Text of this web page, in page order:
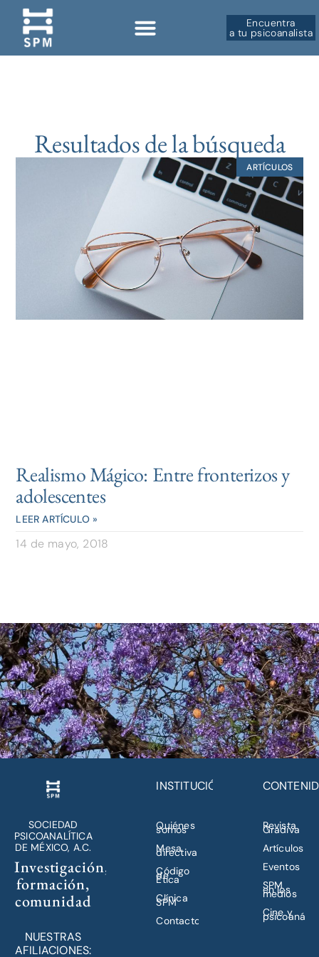
Encuentra
a tu psicoanalista
Resultados de la búsqueda
ARTÍCULOS
Realismo Mágico: Entre fronterizos y
adolescentes
LEER ARTÍCULO »
14 de mayo, 2018
SOCIEDAD
PSICOANALÍTICA
DE MÉXICO, A.C.
Investigación,
formación,
comunidad
NUESTRAS
AFILIACIONES:
INSTITUCIÓN
Quiénes
somos
Mesa
directiva
Código
de
Ética
Clínica
SPM
Contacto
Revista
Gradiva
Artículos
Eventos
SPM
en los
medios
Cine y